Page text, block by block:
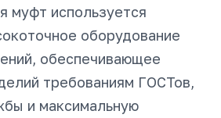
муфт используется
оборудование
обеспечивающее
требованиям ГОСТов,
и максимальную